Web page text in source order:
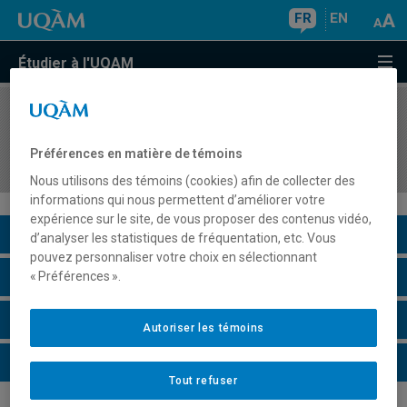
FR EN
Étudier à l'UQAM
COURS//
Description du cours
Horaire - Été 2026
Horaire - Automne 2026
Horaire - Hiver 2027
Préférences en matière de témoins
Nous utilisons des témoins (cookies) afin de collecter des
informations qui nous permettent d’améliorer votre
expérience sur le site, de vous proposer des contenus vidéo,
d’analyser les statistiques de fréquentation, etc. Vous
pouvez personnaliser votre choix en sélectionnant
« Préférences ».
Tout refuser
Autoriser les témoins